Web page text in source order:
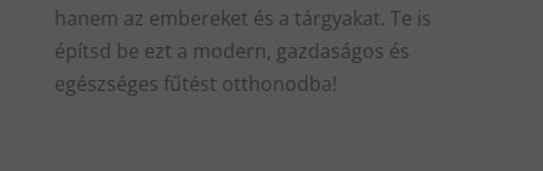
hanem az embereket és a tárgyakat. Te is
építsd be ezt a modern, gazdaságos és
egészséges fűtést otthonodba!